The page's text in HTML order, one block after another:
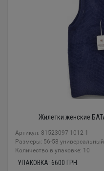
Жилетки женские
Артикул: 81523097 1012-1
Размеры: 56-58
Количество в упаковке: 10
УПАКОВКА: 6600 ГРН.